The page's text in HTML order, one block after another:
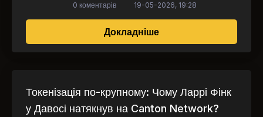
Докладнішепро Іспанський
0 коментарів 19-05-2026, 19:28
Токенізація по-крупному: Чому Ларрі Фінк
у Давосі натякнув на Canton Network?